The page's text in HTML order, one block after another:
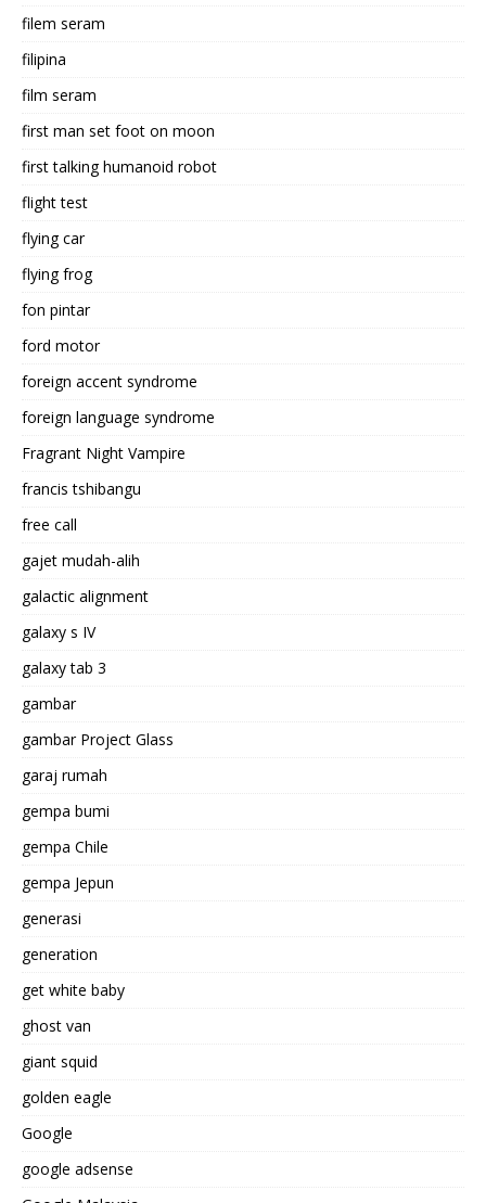
filem seram
filipina
film seram
first man set foot on moon
first talking humanoid robot
flight test
flying car
flying frog
fon pintar
ford motor
foreign accent syndrome
foreign language syndrome
Fragrant Night Vampire
francis tshibangu
free call
gajet mudah-alih
galactic alignment
galaxy s IV
galaxy tab 3
gambar
gambar Project Glass
garaj rumah
gempa bumi
gempa Chile
gempa Jepun
generasi
generation
get white baby
ghost van
giant squid
golden eagle
Google
google adsense